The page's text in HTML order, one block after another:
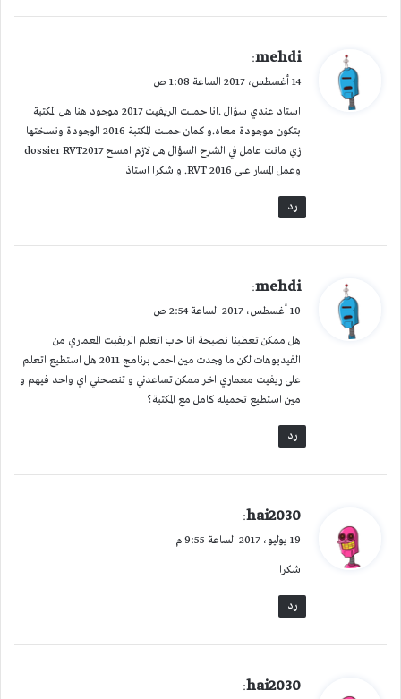
ي
ل
mehdi
:
14 أغسطس، 2017 الساعة 1:08 ص
استاد عندي سؤال .انا حملت الريفيت 2017 موجود هنا هل المكتبة
بتكون موجودة معاه.و كمان حملت المكتبة 2016 الوجودة ونسختها
زي مانت عامل في الشرح السؤال هل لازم امسح dossier RVT2017
وعمل المسار على RVT 2016. و شكرا استاذ
رد
ي
ل
mehdi
:
10 أغسطس، 2017 الساعة 2:54 ص
هل ممكن تعطينا نصيحة انا حاب اتعلم الريفيت المعماري من
الفيديوهات لكن ما وجدت مين احمل برنامج 2011 هل استطيع اتعلم
على ريفيت معماري اخر ممكن تساعدني و تنصحني اي واحد فيهم و
مين استطيع تحميله كامل مع المكتبة؟
رد
ي
ل
hai2030
:
19 يوليو، 2017 الساعة 9:55 م
شكرا
رد
يhai2030
: